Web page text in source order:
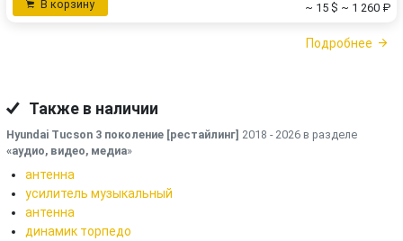
В корзину ~ 15 $ ~ 1 260 ₽
Подробнее
Также в наличии
Hyundai Tucson 3 поколение [рестайлинг] 2018 - 2026 в разделе
«аудио, видео, медиа»
антенна
усилитель музыкальный
антенна
динамик торпедо